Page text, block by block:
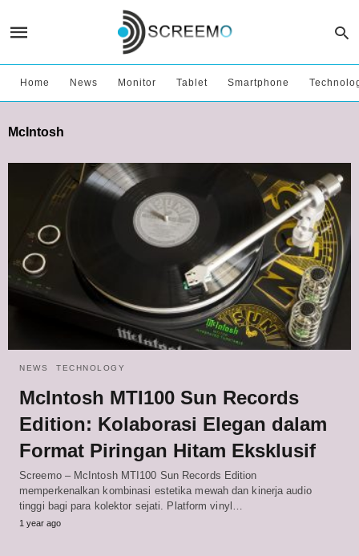
Home News Monitor Tablet Smartphone
McIntosh
NEWS TECHNOLOGY
McIntosh MTI100 Sun Records
Edition: Kolaborasi Elegan dalam
Format Piringan Hitam Eksklusif
Screemo – McIntosh MTI100 Sun Records Edition
memperkenalkan kombinasi estetika mewah dan kinerja audio
tinggi bagi para kolektor sejati. Platform vinyl…
1 year ago